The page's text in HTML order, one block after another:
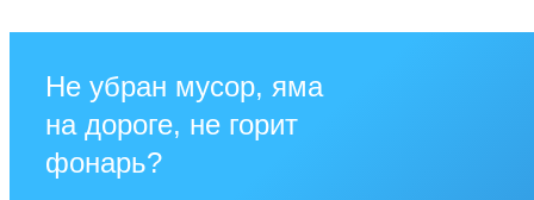
Не убран мусор, яма
на дороге, не горит
фонарь?